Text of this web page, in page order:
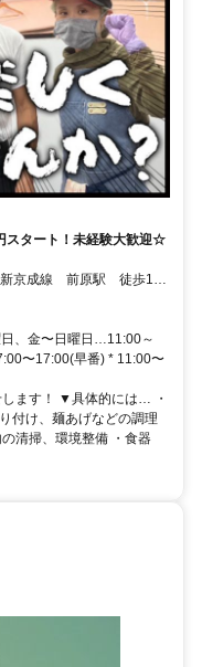
スタート！未経験大歓迎☆
、金〜日曜日…11:00～
〜17:00(早番) * 11:00〜
ます！ ▼具体的には… ・
付け、麺あげなどの調理
清掃、環境整備 ・食器